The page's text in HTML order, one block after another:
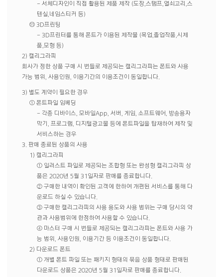
- 서체디자인이 직접 활용된 제품 제작 (도장,스탬프,열쇠고리,스
텐실,네임스티커 등)
⑪ 3D프린팅
- 3D프린터를 통해 폰트가 이용된 제작물 (목업,졸업작품,시제
품,모형 등)
2) 캘리그라피
회사가 정한 상품 구매 시 번들로 제공되는 캘리그라피는 폰트와 사용
가능 범위, 사용인원, 이용기간의 이용조건이 동일합니다.
3) 별도 계약이 필요한 경우
① 폰트파일 임베딩
- 각종 디바이스, 모바일App, 서버, 게임, 소프트웨어, 방송용자
막기, 프로그램, 디지털광고물 등에 폰트파일을 탑재하여 제작 및
서비스하는 경우
3. 판매 종료된 상품의 사용
1) 캘리그라피
① 일러스트 파일로 제공되는 조합형 또는 완성형 캘리그라피 상
품은 2020년 5월 31일자로 판매를 종료합니다.
② 구매한 내역이 확인된 고객에 한하여 개편된 서비스를 통해 다
운로드 하실 수 있습니다.
③ 구매한 캘리그라피의 사용 용도와 사용 범위는 구매 당시의 약
관과 사용범위에 한정하여 사용할 수 있습니다.
④ 마스터 구매 시 번들로 제공되는 캘리그라피는 폰트와 사용 가
능 범위, 사용인원, 이용기간 등 이용조건이 동일합니다.
2) 다운로드 폰트
① 개별 폰트 파일 또는 패키지 형태의 묶음 상품 형태로 판매된
다운로드 상품은 2020년 5월 31일자로 판매를 종료합니다.